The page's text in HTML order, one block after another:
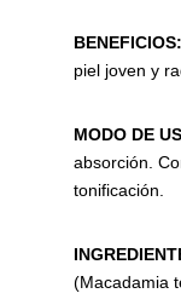
BENEFICIOS:
piel joven y
MODO DE
absorción.
tonificación.
(Macadamia